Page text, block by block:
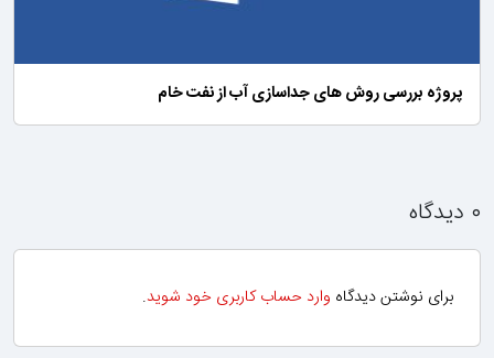
پروژه بررسی روش های جداسازی آب از نفت خام
۰ دیدگاه
برای نوشتن دیدگاه وارد حساب کاربری خود شوید.